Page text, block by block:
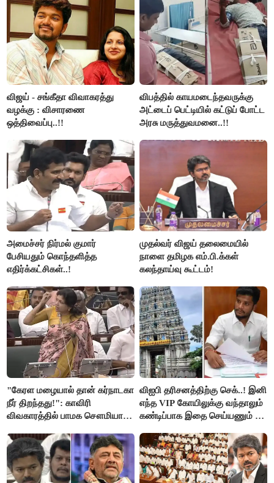
விஜய் - சங்கீதா விவாகரத்து
வழக்கு : விசாரணை
ஒத்திவைப்பு..!!
விபத்தில் காயமடைந்தவருக்கு
அட்டைப் பெட்டியில் கட்டுப் போட்ட
அரசு மருத்துவமனை..!!
அமைச்சர் நிர்மல் குமார்
பேசியதும் கொந்தளித்த
எதிர்க்கட்சிகள்..!
முதல்வர் விஜய் தலைமையில்
நாளை தமிழக எம்.பி.க்கள்
கலந்தாய்வு கூட்டம்!
"கேரள மழையால் தான் கர்நாடகா
நீர் திறந்தது!": காவிரி
விவகாரத்தில் பாமக சௌமியா
விஐபி தரிசனத்திற்கு செக்..! இனி
எந்த VIP கோயிலுக்கு வந்தாலும்
கண்டிப்பாக இதை செய்யணும் -